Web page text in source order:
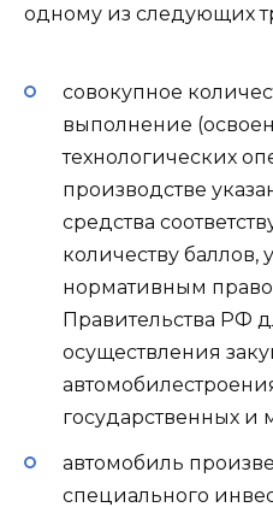
одному из следующих
совокупное
выполнение
технологических
производстве
средства
количеству баллов,
нормативным
Правительства РФ
осуществления
государственных
автомобиль
специального